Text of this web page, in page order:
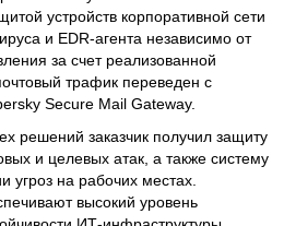
устройств корпоративной сети
и EDR-агента независимо от
за счет реализованной
трафик переведен с
Secure Mail Gateway.
решений заказчик получил защиту
и целевых атак, а также систему
угроз на рабочих местах.
высокий уровень